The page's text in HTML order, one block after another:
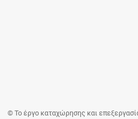
© Το έργο καταχώρησης και